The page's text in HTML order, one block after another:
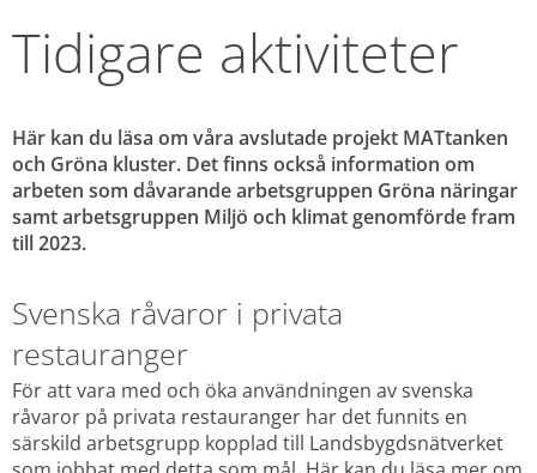
Tidigare aktiviteter
Här kan du läsa om våra avslutade projekt MATtanken
och Gröna kluster. Det finns också information om
arbeten som dåvarande arbetsgruppen Gröna näringar
samt arbetsgruppen Miljö och klimat genomförde fram
till 2023.
Svenska råvaror i privata
restauranger
För att vara med och öka användningen av svenska
råvaror på privata restauranger har det funnits en
särskild arbetsgrupp kopplad till Landsbygdsnätverket